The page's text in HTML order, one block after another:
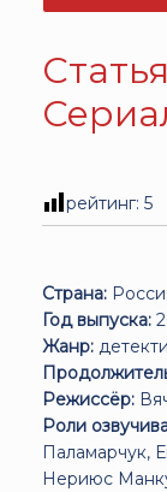
рейтинг: 5
Страна:
Год выпуска:
Жанр:
Режиссёр:
Роли
Паламарчук,
Нериюс